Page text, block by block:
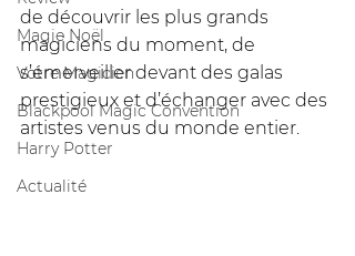
Magie Noël
Votre Magicien
Blackpool Magic Convention
Harry Potter
Actualité
de découvrir les plus grands
magiciens du moment, de
s’émerveiller devant des galas
prestigieux et d’échanger avec des
artistes venus du monde entier.